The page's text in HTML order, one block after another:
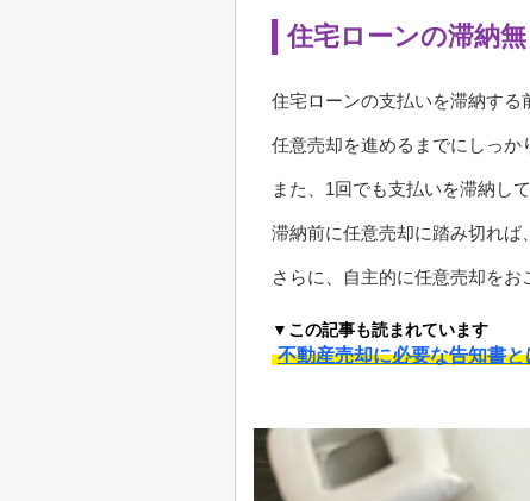
住宅ローンの滞納
住宅ローンの支払いを滞納する
任意売却を進めるまでにしっか
また、1回でも支払いを滞納し
滞納前に任意売却に踏み切れば
さらに、自主的に任意売却をお
▼この記事も読まれています
不動産売却に必要な告知書